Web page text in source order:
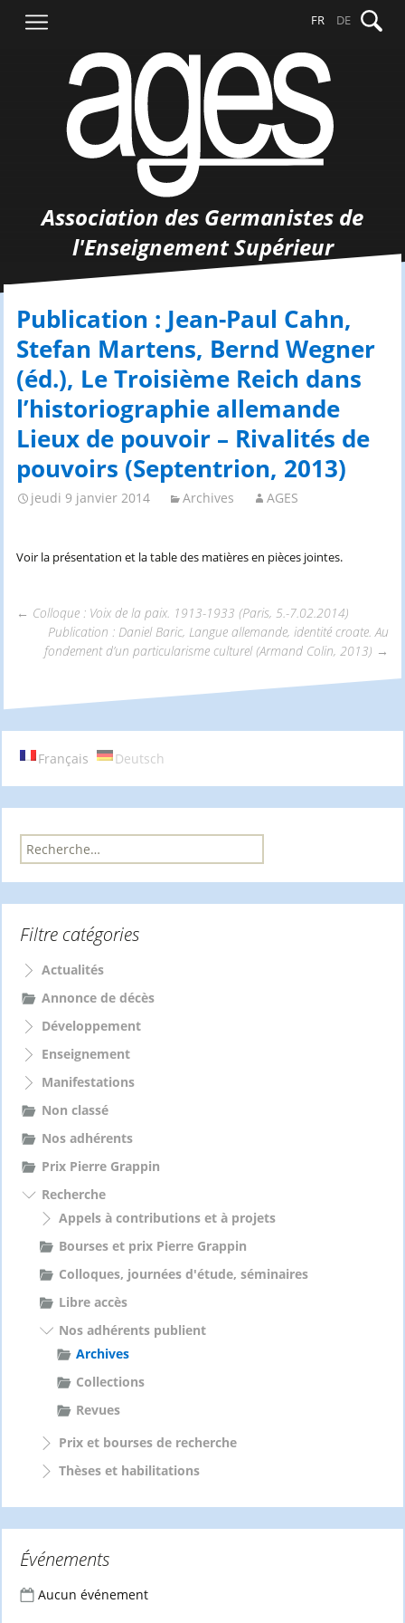
contenu
FR DE
Association des Germanistes de
l'Enseignement Supérieur
Publication : Jean-Paul Cahn,
Stefan Martens, Bernd Wegner
(éd.), Le Troisième Reich dans
l’historiographie allemande
Lieux de pouvoir – Rivalités de
pouvoirs (Septentrion, 2013)
jeudi 9 janvier 2014 Archives AGES
Voir la présentation et la table des matières en pièces jointes.
Navigation
des
articles
← Colloque : Voix de la paix. 1913-1933 (Paris, 5.-7.02.2014)
Publication : Daniel Baric, Langue allemande, identité croate. Au
fondement d’un particularisme culturel (Armand Colin, 2013) →
Français Deutsch
R
e
r
h
r
Filtre catégories
Actualités
Annonce de décès
Développement
Enseignement
Manifestations
Non classé
Nos adhérents
Prix Pierre Grappin
Recherche
Appels à contributions et à projets
Bourses et prix Pierre Grappin
Colloques, journées d'étude, séminaires
Libre accès
Nos adhérents publient
Archives
Collections
Revues
Prix et bourses de recherche
Thèses et habilitations
Événements
Aucun événement